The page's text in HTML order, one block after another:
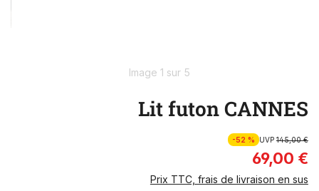
Image 1 sur 5
Lit futon CANNES
-52 % UVP145,00 €
69,00 €
Prix TTC, frais de livraison en sus